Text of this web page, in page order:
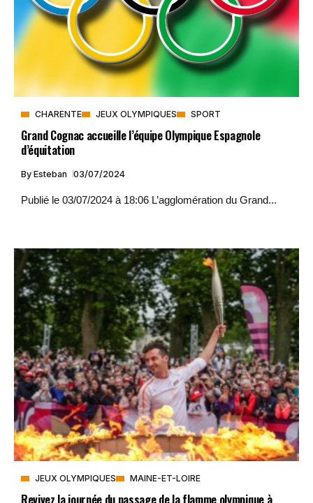
CHARENTE JEUX OLYMPIQUES SPORT
Grand Cognac accueille l’équipe Olympique Espagnole
d’équitation
By Esteban 03/07/2024
Publié le 03/07/2024 à 18:06 L’agglomération du Grand...
JEUX OLYMPIQUES MAINE-ET-LOIRE
Revivez la journée du passage de la flamme olympique à